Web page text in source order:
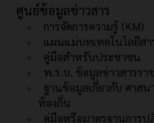
ศูนย์ข้อมูลข่าวสาร
การจัดการความรู้ (KM)
แผนแม่บทเทคโนโลยีส
คู่มือสำหรับประชาชน
พ.ร.บ. ข้อมูลข่าวสารรา
ฐานข้อมูลเกี่ยวกับ ศาส
ท้องถิ่น
คู่มือหรือมาตรฐานการป